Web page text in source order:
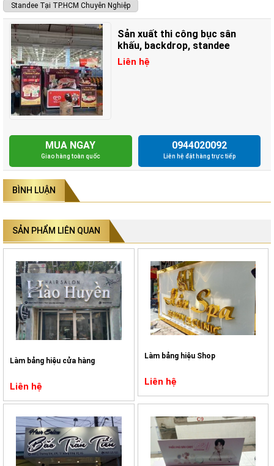
Standee Tại TP.HCM Chuyên Nghiệp
Sản xuất thi công bục sân
khấu, backdrop, standee
Liên hệ
MUA NGAY
Giao hàng toàn quốc
0944020092
Liên hệ đặt hàng trực tiếp
BÌNH LUẬN
SẢN PHẨM LIÊN QUAN
Làm bảng hiệu cửa hàng
Liên hệ
Làm bảng hiệu Shop
Liên hệ